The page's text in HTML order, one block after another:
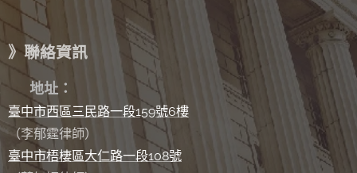
》聯絡資訊
地址：
臺中市西區三民路一段159號6樓
（李郁霆律師）
臺中市梧棲區大仁路一段108號